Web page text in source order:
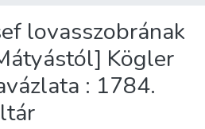
lovasszobrának
Kögler
: 1784.